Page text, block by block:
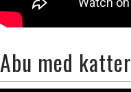
Abu med katter